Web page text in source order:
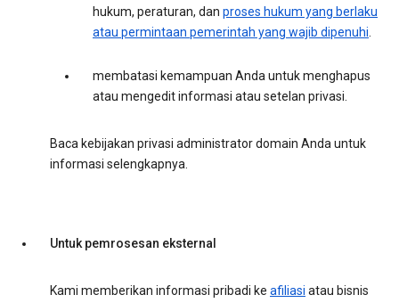
hukum, peraturan, dan proses hukum yang berlaku
atau permintaan pemerintah yang wajib dipenuhi.
membatasi kemampuan Anda untuk menghapus
atau mengedit informasi atau setelan privasi.
Baca kebijakan privasi administrator domain Anda untuk
informasi selengkapnya.
Untuk pemrosesan eksternal
Kami memberikan informasi pribadi ke afiliasi atau bisnis